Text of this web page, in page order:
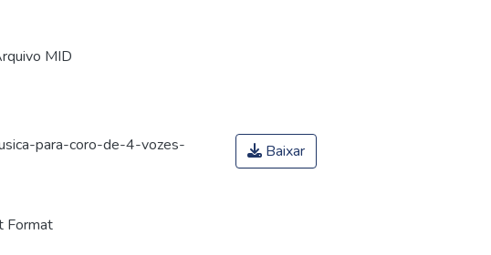
MID
para-coro-de-4-vozes-
Format
Baixar